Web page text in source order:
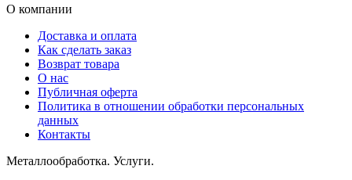
О компании
Доставка и оплата
Как сделать заказ
Возврат товара
О нас
Публичная оферта
Политика в отношении обработки персональных
данных
Контакты
Металлообработка. Услуги.